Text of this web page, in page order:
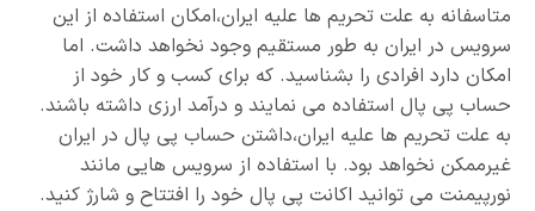
متاسفانه به علت تحریم ها علیه ایران،امکان استفاده از این
سرویس در ایران به طور مستقیم وجود نخواهد داشت. اما
امکان دارد افرادی را بشناسید. که برای کسب و کار خود از
حساب پی پال استفاده می نمایند و درآمد ارزی داشته باشند.
به علت تحریم ها علیه ایران،داشتن حساب پی پال در ایران
غیرممکن نخواهد بود. با استفاده از سرویس هایی مانند
نورپیمنت می توانید اکانت پی پال خود را افتتاح و شارژ کنید.